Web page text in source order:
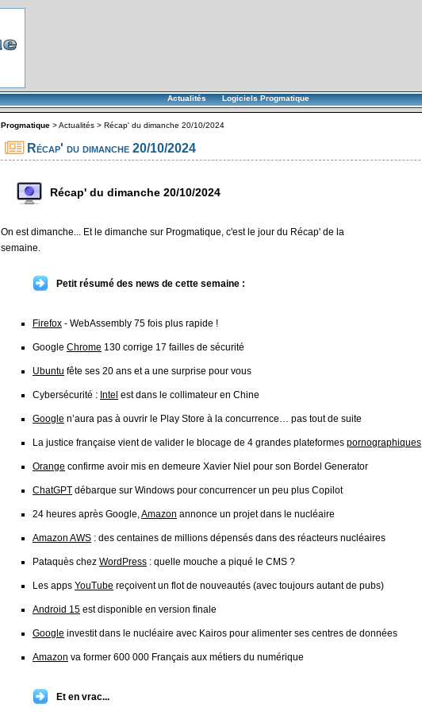
Actualités Logiciels Progmatique
Progmatique >Actualités > Récap' du dimanche 20/10/2024
Récap' du dimanche 20/10/2024
Récap' du dimanche 20/10/2024
On est dimanche... Et le dimanche sur Progmatique, c'est le jour du Récap' de la
semaine.
Petit résumé des news de cette semaine :
Firefox - WebAssembly 75 fois plus rapide !
Google Chrome 130 corrige 17 failles de sécurité
Ubuntu fête ses 20 ans et a une surprise pour vous
Cybersécurité : Intel est dans le collimateur en Chine
Google n’aura pas à ouvrir le Play Store à la concurrence… pas tout de suite
La justice française vient de valider le blocage de 4 grandes plateformes pornographiques
Orange confirme avoir mis en demeure Xavier Niel pour son Bordel Generator
ChatGPT débarque sur Windows pour concurrencer un peu plus Copilot
24 heures après Google,Amazon annonce un projet dans le nucléaire
Amazon AWS : des centaines de millions dépensés dans des réacteurs nucléaires
Pataquès chez WordPress : quelle mouche a piqué le CMS ?
Les apps YouTube reçoivent un flot de nouveautés (avec toujours autant de pubs)
Android 15 est disponible en version finale
Google investit dans le nucléaire avec Kairos pour alimenter ses centres de données
Amazon va former 600 000 Français aux métiers du numérique
Et en vrac...